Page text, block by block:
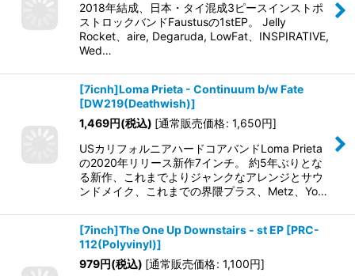
2018年結成、日本・タイ混成3ピースインストポ
ストロックバンドFaustusの1stEP。 Jelly
Rocket、aire, Degaruda, LowFat、INSPIRATIVE,
Wed…
[7icnh]Loma Prieta - Continuum b​/​w Fate
[DW219(Deathwish)]
1,469円(税込) [通常販売価格: 1,650円]
USカリフォルニアハードコアバンドLoma Prieta
の2020年リリース新作7インチ。 約5年ぶりとな
る新作、これまでよりジャンクなアレンジとサウ
ンドメイク、これまでの界隈プラス、Metz、Yo…
[7inch]The One Up Downstairs - st EP [PRC-
112(Polyvinyl)]
979円(税込) [通常販売価格: 1,100円]